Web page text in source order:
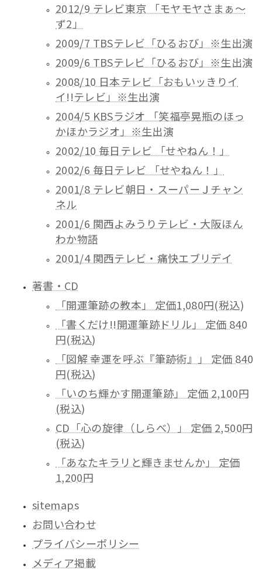
2012/9 テレビ東京 「モヤモヤさまぁ～
ず2」
2009/7 TBSテレビ「ひるおび」※生出演
2009/6 TBSテレビ「ひるおび」※生出演
2008/10 日本テレビ「おもいッきりイ
イ!!テレビ」※生出演
2004/5 KBSラジオ 「笑福亭晃瓶のほっ
かほかラジオ」※生出演
2002/10 毎日テレビ 「せやねん！」
2002/6 毎日テレビ 「せやねん！」
2001/8 テレビ朝日・スーパーＪチャン
ネル
2001/6 関西よみうりテレビ・大阪ほん
わか物語
2001/4 関西テレビ・痛快エブリデイ
著書・CD
「開運筆跡の教本」 定価1,080円(税込)
「書くだけ!!開運筆跡ドリル」 定価 840
円(税込)
「図解 幸運を呼ぶ『筆跡術』」 定価 840
円(税込)
「いのち輝かす開運筆跡」 定価 2,100円
(税込)
CD「心の旋律（しらべ）」 定価 2,500円
(税込)
「あなたキラリと輝きませんか」 定価
1,200円
sitemaps
お問い合わせ
プライバシーポリシー
メディア掲載